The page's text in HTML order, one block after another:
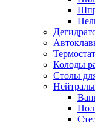
Колоды
Столы